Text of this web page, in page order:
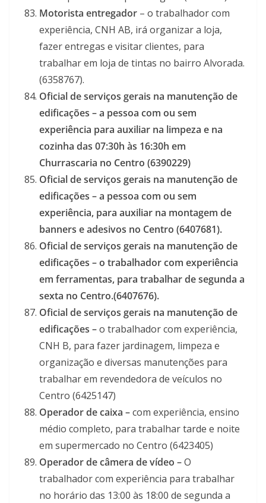
Motorista entregador – o trabalhador com
experiência, CNH AB, irá organizar a loja,
fazer entregas e visitar clientes, para
trabalhar em loja de tintas no bairro Alvorada.
(6358767).
Oficial de serviços gerais na manutenção de
edificações – a pessoa com ou sem
experiência para auxiliar na limpeza e na
cozinha das 07:30h às 16:30h em
Churrascaria no Centro (6390229)
Oficial de serviços gerais na manutenção de
edificações – a pessoa com ou sem
experiência, para auxiliar na montagem de
banners e adesivos no Centro (6407681).
Oficial de serviços gerais na manutenção de
edificações – o trabalhador com experiência
em ferramentas, para trabalhar de segunda a
sexta no Centro.(6407676).
Oficial de serviços gerais na manutenção de
edificações –o trabalhador com experiência,
CNH B, para fazer jardinagem, limpeza e
organização e diversas manutenções para
trabalhar em revendedora de veículos no
Centro (6425147)
Operador de caixa –com experiência, ensino
médio completo, para trabalhar tarde e noite
em supermercado no Centro (6423405)
Operador de câmera de vídeo –O
trabalhador com experiência para trabalhar
no horário das 13:00 às 18:00 de segunda a